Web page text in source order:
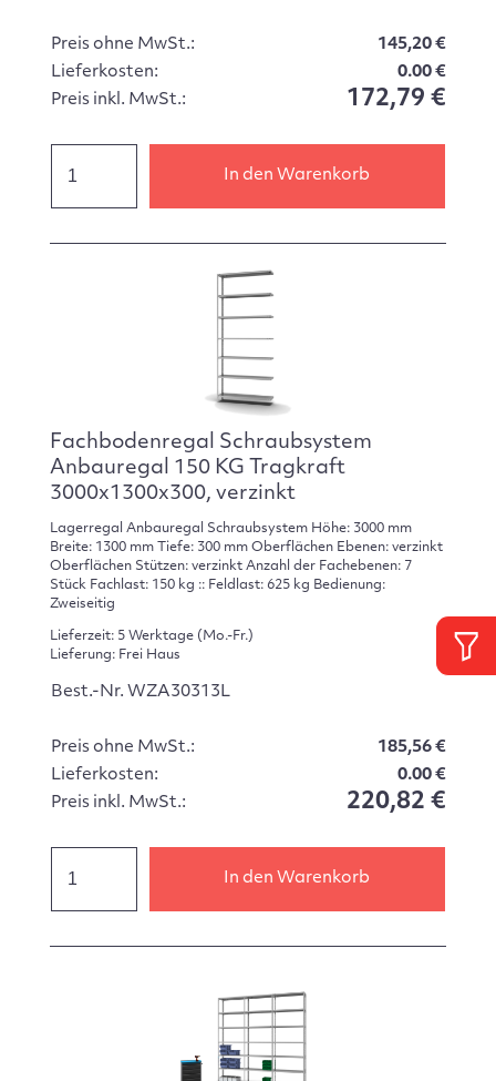
Preis ohne MwSt.:
145,20 €
Lieferkosten:
0.00 €
Preis inkl. MwSt.:
172,79 €
In den Warenkorb
Fachbodenregal Schraubsystem
Anbauregal 150 KG Tragkraft
3000x1300x300, verzinkt
Lagerregal Anbauregal Schraubsystem Höhe: 3000 mm
Breite: 1300 mm Tiefe: 300 mm Oberflächen Ebenen: verzinkt
Oberflächen Stützen: verzinkt Anzahl der Fachebenen: 7
Stück Fachlast: 150 kg :: Feldlast: 625 kg Bedienung:
Zweiseitig
Lieferzeit: 5 Werktage (Mo.-Fr.)
Lieferung: Frei Haus
Best.-Nr. WZA30313L
Preis ohne MwSt.:
185,56 €
Lieferkosten:
0.00 €
Preis inkl. MwSt.:
220,82 €
In den Warenkorb